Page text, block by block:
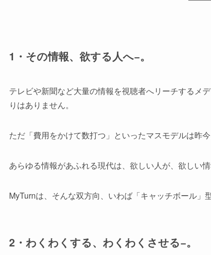
1・その情報、欲する人へ−。
テレビや新聞など大量の情報を視聴者へリーチするメ
りはありません。
ただ「費用をかけて数打つ」といったマスモデルは昨
あらゆる情報があふれる現代は、欲しい人が、欲しい
MyTurnは、そんな双方向、いわば「キャッチボール」
2・わくわくする、わくわくさせる−。